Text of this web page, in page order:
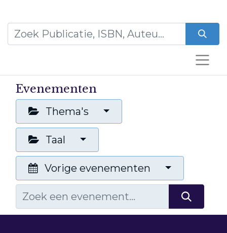
Evenementen
Thema's
Taal
Vorige evenementen